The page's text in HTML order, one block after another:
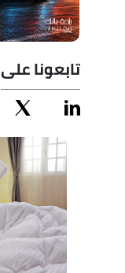
تابعونا على